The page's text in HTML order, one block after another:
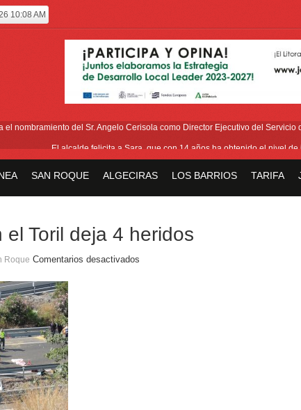
10:08 AM
el nombramiento del Sr. Angelo Cerisola como Director Ejecutivo del
El alcalde felicita a Sara, que con 14 años ha obtenido el nivel de
SAN ROQUE ALGECIRAS LOS BARRIOS TARIFA
Toril deja 4 heridos
Roque Comentarios desactivados